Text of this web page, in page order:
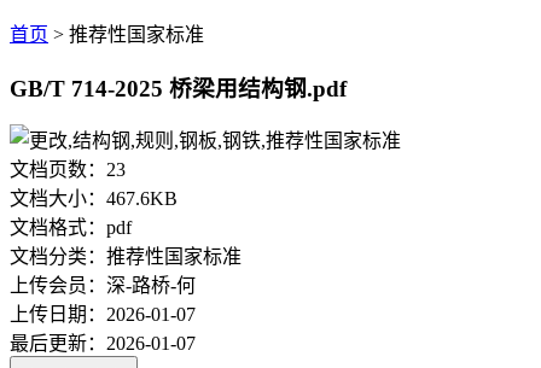
首页 > 推荐性国家标准
GB/T 714-2025 桥梁用结构钢.pdf
文档页数： 23
文档大小： 467.6KB
文档格式： pdf
文档分类： 推荐性国家标准
上传会员： 深-路桥-何
上传日期： 2026-01-07
最后更新： 2026-01-07